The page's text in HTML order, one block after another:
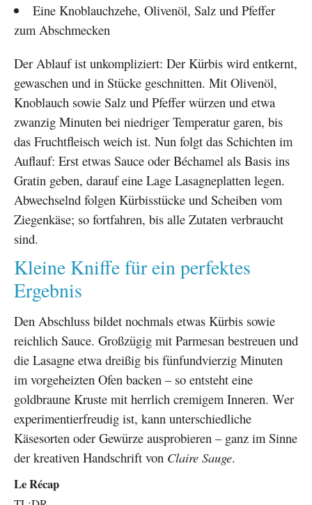
Eine Knoblauchzehe, Olivenöl, Salz und Pfeffer
zum Abschmecken
Der Ablauf ist unkompliziert: Der Kürbis wird entkernt,
gewaschen und in Stücke geschnitten. Mit Olivenöl,
Knoblauch sowie Salz und Pfeffer würzen und etwa
zwanzig Minuten bei niedriger Temperatur garen, bis
das Fruchtfleisch weich ist. Nun folgt das Schichten im
Auflauf: Erst etwas Sauce oder Béchamel als Basis ins
Gratin geben, darauf eine Lage Lasagneplatten legen.
Abwechselnd folgen Kürbisstücke und Scheiben vom
Ziegenkäse; so fortfahren, bis alle Zutaten verbraucht
sind.
Kleine Kniffe für ein perfektes
Ergebnis
Den Abschluss bildet nochmals etwas Kürbis sowie
reichlich Sauce. Großzügig mit Parmesan bestreuen und
die Lasagne etwa dreißig bis fünfundvierzig Minuten
im vorgeheizten Ofen backen – so entsteht eine
goldbraune Kruste mit herrlich cremigem Inneren. Wer
experimentierfreudig ist, kann unterschiedliche
Käsesorten oder Gewürze ausprobieren – ganz im Sinne
der kreativen Handschrift von Claire Sauge.
Le Récap